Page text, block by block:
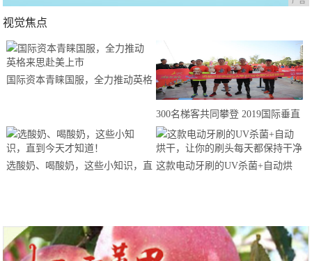
视觉焦点
国际资本青睐国服，全力推动英格
300名梯客共同攀登 2019国际垂直
马拉松超级精英赛顺德海骏达中心
站欢乐开跑
选酸奶、喝酸奶，这些小知识，直 这款电动牙刷的UV杀菌+自动烘